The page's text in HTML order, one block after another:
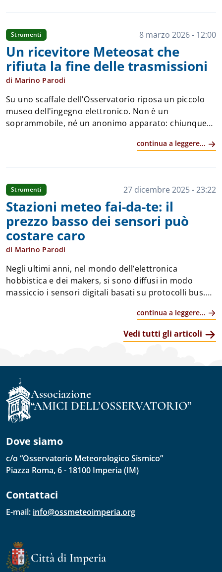
una persona, per rendersi conto delle propro...
Strumenti 8 marzo 2026 - 12:00
Un ricevitore Meteosat che
rifiuta la fine delle trasmissioni
di Marino Parodi
Su uno scaffale dell'Osservatorio riposa un piccolo
museo dell'ingegno elettronico. Non è un
soprammobile, né un anonimo apparato: chiunque
non può non averlo già visto. &Eg...continua a leggere...
Strumenti 27 dicembre 2025 - 23:22
Stazioni meteo fai-da-te: il
prezzo basso dei sensori può
costare caro
di Marino Parodi
Negli ultimi anni, nel mondo dell’elettronica
hobbistica e dei makers, si sono diffusi in modo
massiccio i sensori digitali basati su protocolli bus.
si sono distinti per la facilità d&r...continua a leggere...
Vedi tutti gli articoli
Associazione
“AMICI DELL’OSSERVATORIO”
Dove siamo
c/o “Osservatorio Meteorologico Sismico”
Piazza Roma, 6 - 18100 Imperia (IM)
Contattaci
E-mail: info@ossmeteoimperia.org
Città di Imperia